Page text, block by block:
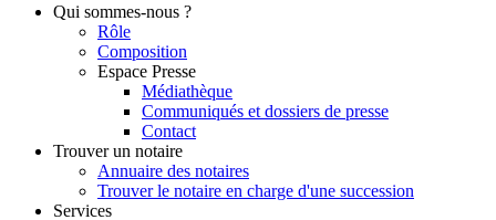
Qui sommes-nous ?
Rôle
Composition
Espace Presse
Médiathèque
Communiqués et dossiers de presse
Contact
Trouver un notaire
Annuaire des notaires
Trouver le notaire en charge d'une succession
Services